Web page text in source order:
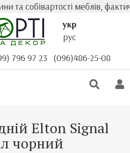
собівартості меблів,
укр
рус
796 97 23 (096)486-25-08
Elton Signal
чорний